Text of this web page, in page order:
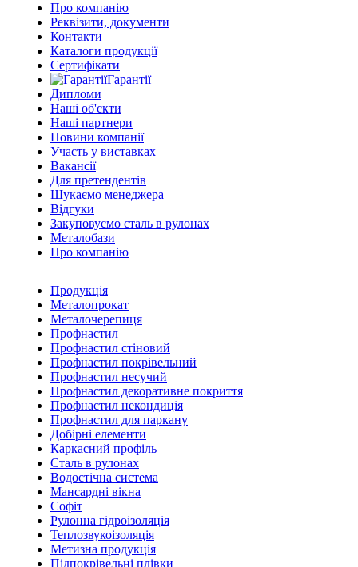
Про компанію
Реквізити, документи
Контакти
Каталоги продукції
Сертифікати
Гарантії
Дипломи
Наші об'єкти
Наші партнери
Новини компанії
Участь у виставках
Вакансії
Для претендентів
Шукаємо менеджера
Відгуки
Закуповуємо сталь в рулонах
Металобази
Про компанію
Продукція
Металопрокат
Металочерепиця
Профнастил
Профнастил стіновий
Профнастил покрівельний
Профнастил несучий
Профнастил декоративне покриття
Профнастил некондиція
Профнастил для паркану
Добірні елементи
Каркасний профіль
Сталь в рулонах
Водостічна система
Мансардні вікна
Софіт
Рулонна гідроізоляція
Теплозвукоізоляція
Метизна продукція
Підпокрівельні плівки